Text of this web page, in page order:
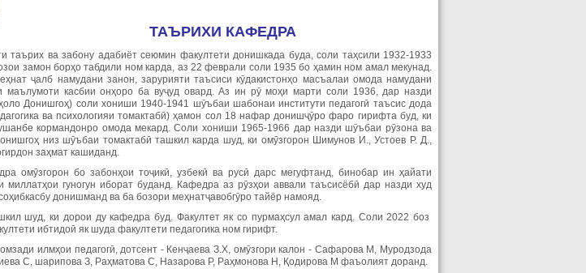
ТАЪРИХИ КАФЕДРА
таърих ва забону адабиёт сеюмин факултети донишкада буда, соли таҳсили 1932-1933
замон борҳо табдили ном карда, аз 22 феврали соли 1935 бо ҳамин ном амал мекунад.
ҷалб намудани занон, зарурияти таъсиси кӯдакистонҳо масъалаи омода намудани
маълумоти касбии онҳоро ба вуҷуд овард. Аз ин рӯ моҳи марти соли 1936, дар назди
Донишгоҳ) соли хониши 1940-1941 шӯъбаи шабонаи институти педагогӣ таъсис дода
ва психологияи томактабӣ) ҳамон сол 18 нафар донишҷӯро фаро гирифта буд, ки
кормандонро омода мекард. Соли хониши 1965-1966 дар назди шӯъбаи рӯзона ва
низ шӯъбаи томактабӣ ташкил карда шуд, ки омӯзгорон Шимунов И., Устоев Р. Д.,
заҳмат кашиданд.
омӯзгорон бо забонҳои тоҷикӣ, узбекӣ ва русӣ дарс мегуфтанд, бинобар ин ҳайати
гуногун иборат буданд. Кафедра аз рӯзҳои аввали таъсисёбӣ дар назди худ
донишманд ва ба бозори меҳнатҷавобгӯро тайёр намояд.
шуд, ки дорои ду кафедра буд. Факултет як со пурмаҳсул амал кард. Соли 2022 боз
ибтидоӣ як шуда факултети педагогика ном гирифт.
илмҳои педагогӣ, дотсент - Кенҷаева З.Х, омӯзгори калон - Сафарова М, Муродзода
С, шарипова З, Раҳматова С, Назарова Р, Раҳмонова Н, Қодирова М фаъолият доранд.